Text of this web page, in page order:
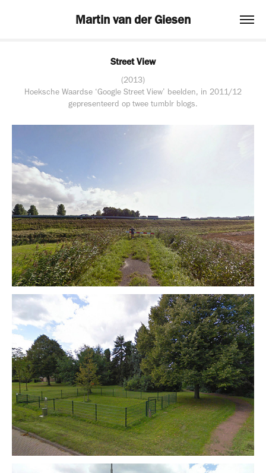
Martin van der Giesen
Street View
(2013)
Hoeksche Waardse ‘Google Street View’ beelden, in 2011/12
gepresenteerd op twee tumblr blogs.